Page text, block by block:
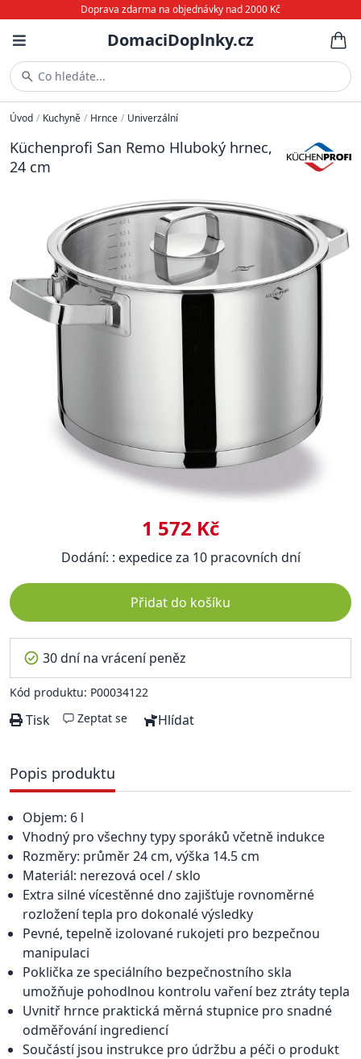
Doprava zdarma na objednávky nad 2000 Kč
DomaciDoplnky.cz
Co hledáte...
Úvod / Kuchyně / Hrnce / Univerzální
Küchenprofi San Remo Hluboký hrnec,
24 cm
1 572 Kč
Dodání: : expedice za 10 pracovních dní
Přidat do košíku
30 dní na vrácení peněz
Kód produktu: P00034122
Tisk Zeptat se Hlídat
Popis produktu
Objem: 6 l
Vhodný pro všechny typy sporáků včetně indukce
Rozměry: průměr 24 cm, výška 14.5 cm
Materiál: nerezová ocel / sklo
Extra silné vícestěnné dno zajišťuje rovnoměrné
rozložení tepla pro dokonalé výsledky
Pevné, tepelně izolované rukojeti pro bezpečnou
manipulaci
Poklička ze speciálního bezpečnostního skla
umožňuje pohodlnou kontrolu vaření bez ztráty tepla
Uvnitř hrnce praktická měrná stupnice pro snadné
odměřování ingrediencí
Součástí jsou instrukce pro údržbu a péči o produkt